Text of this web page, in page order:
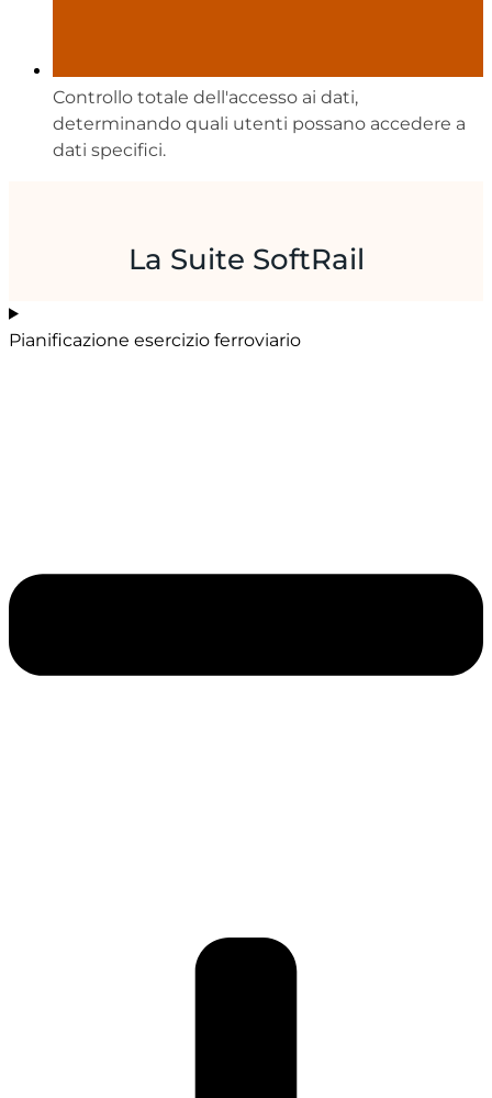
Controllo totale dell'accesso ai dati,
determinando quali utenti possano accedere a
dati specifici.
La Suite SoftRail
Pianificazione esercizio ferroviario